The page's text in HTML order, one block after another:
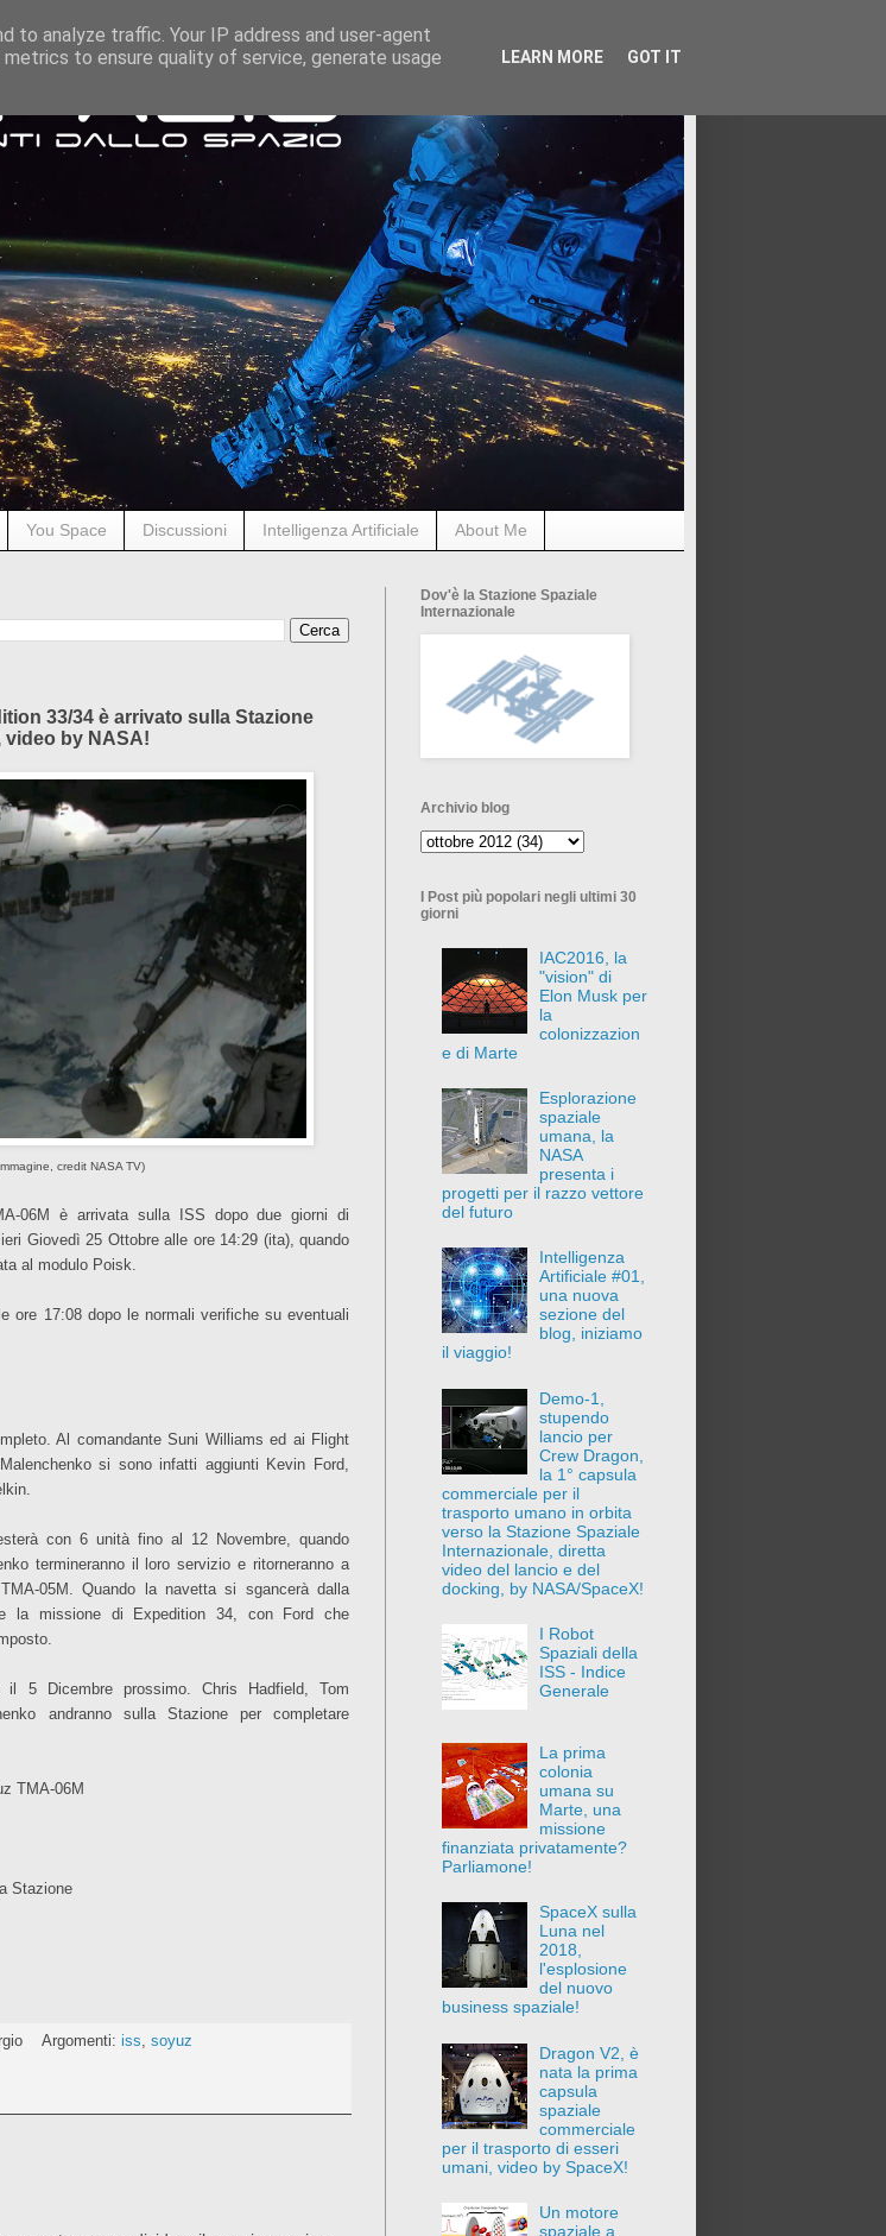
You Space Discussioni Intelligenza Artificiale About Me
33/34 è arrivato sulla Stazione
video by NASA!
credit NASA TV)
06M è arrivata sulla ISS dopo due giorni di
Giovedì 25 Ottobre alle ore 14:29 (ita), quando
al modulo Poisk.
ore 17:08 dopo le normali verifiche su eventuali
Al comandante Suni Williams ed ai Flight
si sono infatti aggiunti Kevin Ford,
con 6 unità fino al 12 Novembre, quando
termineranno il loro servizio e ritorneranno a
05M. Quando la navetta si sgancerà dalla
la missione di Expedition 34, con Ford che
5 Dicembre prossimo. Chris Hadfield, Tom
andranno sulla Stazione per completare
TMA-06M
Stazione
Argomenti:iss ,soyuz
Dov'è la Stazione Spaziale
Internazionale
Archivio blog
I Post più popolari negli ultimi 30
giorni
IAC2016, la
"vision" di
Elon Musk per
la
colonizzazion
e di Marte
Esplorazione
spaziale
umana, la
NASA
presenta i
progetti per il razzo vettore
del futuro
Intelligenza
Artificiale #01,
una nuova
sezione del
blog, iniziamo
il viaggio!
Demo-1,
stupendo
lancio per
Crew Dragon,
la 1° capsula
commerciale per il
trasporto umano in orbita
verso la Stazione Spaziale
Internazionale, diretta
video del lancio e del
docking, by NASA/SpaceX!
I Robot
Spaziali della
ISS - Indice
Generale
La prima
colonia
umana su
Marte, una
missione
finanziata privatamente?
Parliamone!
SpaceX sulla
Luna nel
2018,
l'esplosione
del nuovo
business spaziale!
Dragon V2, è
nata la prima
capsula
spaziale
commerciale
per il trasporto di esseri
umani, video by SpaceX!
Un motore
spaziale a
to analyze traffic. Your IP address and user-agent
to ensure quality of service, generate usage
LEARN MORE GOT IT